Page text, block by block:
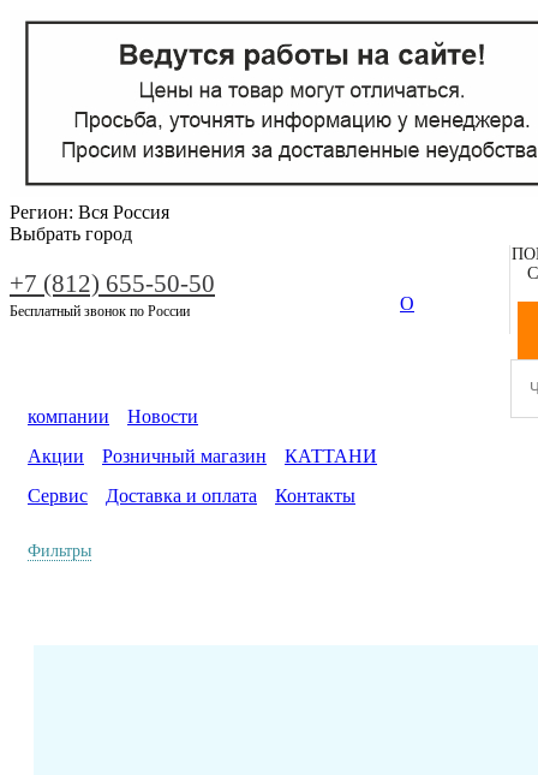
Регион: Вся Россия
Выбрать город
+7 (812) 655-50-50
Бесплатный звонок по России О
компании
Новости
Акции
Розничный магазин
КАТТАНИ
Сервис
Доставка и оплата Контакты
Фильтры